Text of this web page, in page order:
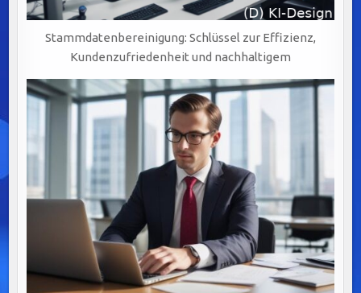
Stammdatenbereinigung: Schlüssel zur Effizienz,
Kundenzufriedenheit und nachhaltigem